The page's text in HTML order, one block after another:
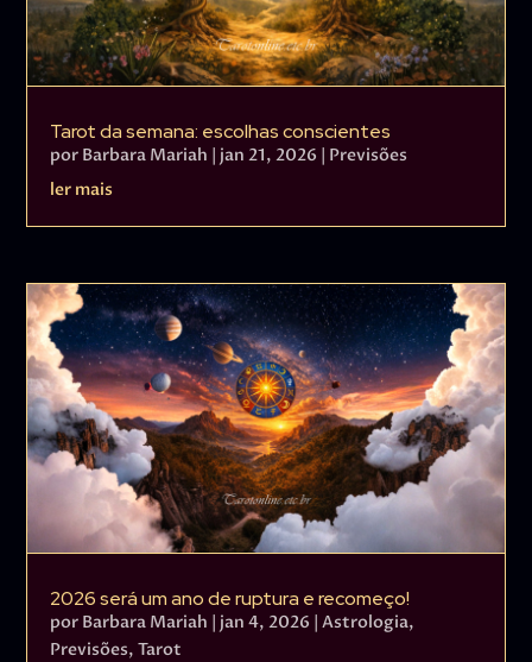
Tarot da semana: escolhas conscientes
por Barbara Mariah jan 21, 2026
Previsões
ler mais
2026 será um ano de ruptura e recomeço!
por Barbara Mariah | jan 4, 2026 |Astrologia,
Previsões,Tarot